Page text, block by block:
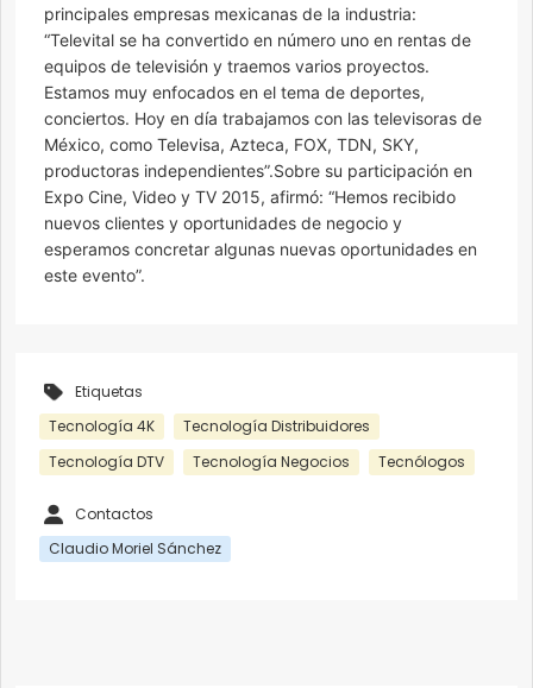
principales empresas mexicanas de la industria:
“Televital se ha convertido en número uno en rentas de
equipos de televisión y traemos varios proyectos.
Estamos muy enfocados en el tema de deportes,
conciertos. Hoy en día trabajamos con las televisoras de
México, como Televisa, Azteca, FOX, TDN, SKY,
productoras independientes”.Sobre su participación en
Expo Cine, Video y TV 2015, afirmó: “Hemos recibido
nuevos clientes y oportunidades de negocio y
esperamos concretar algunas nuevas oportunidades en
este evento”.
Etiquetas
Tecnología 4K
Tecnología Distribuidores
Tecnología DTV
Tecnología Negocios Tecnólogos
Contactos
Claudio Moriel Sánchez